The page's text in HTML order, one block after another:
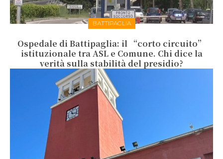
BATTIPAGLIA
Ospedale di Battipaglia: il “corto circuito”
istituzionale tra ASL e Comune. Chi dice la
verità sulla stabilità del presidio?